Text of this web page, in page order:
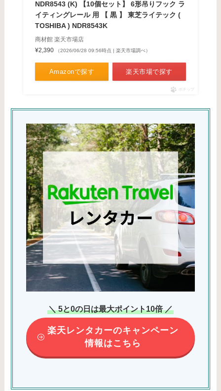
NDR8543 (K) 【10個セット】 6形吊りフック ラ
イティングレール 用 【 黒 】 東芝ライテック (
TOSHIBA ) NDR8543K
商材館 楽天市場店
¥2,390
（2026/06/28 09:56時点 | 楽天市場調べ）
Amazonで探す 楽天市場で探す
ポチップ
＼ 5と0の日は最大ポイント10倍 ／
楽天レンタカーのキャンペーン
情報はこちら